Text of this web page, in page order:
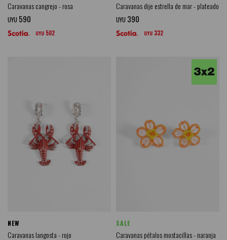
Caravanas cangrejo - rosa
UYU 590
UYU 502
Caravanas dije estrella de mar - plateado
UYU 390
UYU 332
NEW
Caravanas langosta - rojo
SALE
Caravanas pétalos mostacillas - naranja